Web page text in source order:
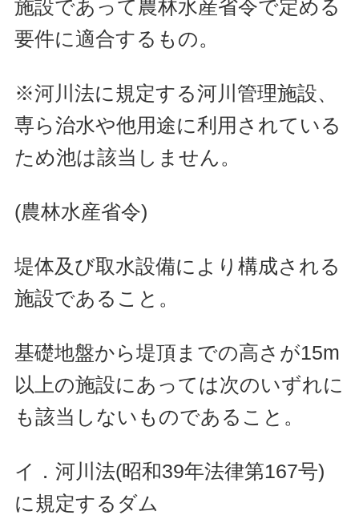
施設であって農林水産省令で定める
要件に適合するもの。
※河川法に規定する河川管理施設、
専ら治水や他用途に利用されている
ため池は該当しません。
(農林水産省令)
堤体及び取水設備により構成される
施設であること。
基礎地盤から堤頂までの高さが15m
以上の施設にあっては次のいずれに
も該当しないものであること。
イ．河川法(昭和39年法律第167号)
に規定するダム